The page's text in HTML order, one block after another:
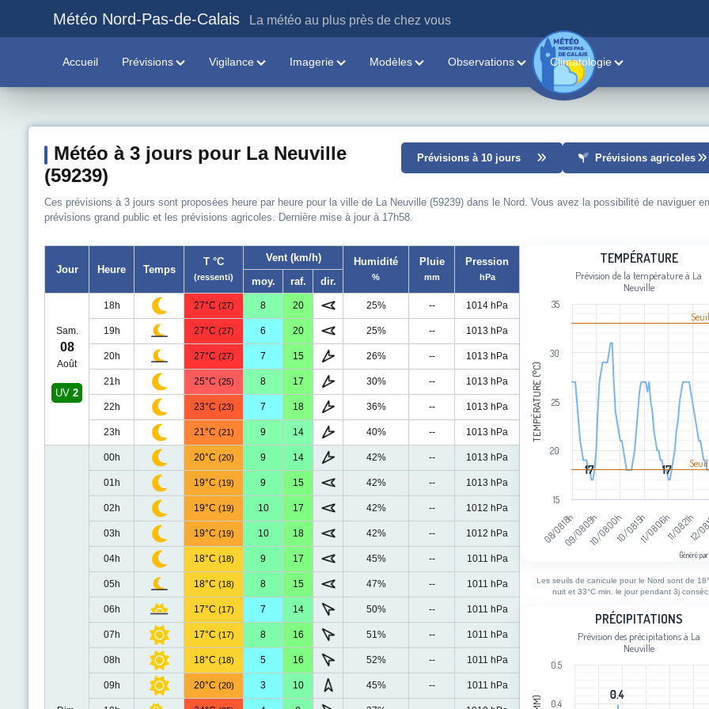
Météo Nord-Pas-de-Calais La météo au plus près de chez vous
Accueil Prévisions Vigilance Imagerie Modèles Observations Climatologie
Météo à 3 jours pour La Neuville
(59239)
Prévisions à 10 jours Prévisions agricoles
Ces prévisions à 3 jours sont proposées heure par heure pour la ville de La Neuville (59239) dans le Nord. Vous avez la possibilité de naviguer
prévisions grand public et les prévisions agricoles. Dernière mise à jour à 17h58.
Jour Heure Temps
T °C
(ressenti)
Vent (km/h) Humidité
%
Pluie
mm
Pression
hPa
moy. raf. dir.
Sam.
08
Août
UV 2
18h 27°C (27) 8 20 25% -- 1014 hPa
19h 27°C (27) 6 20 25% -- 1013 hPa
20h 27°C (27) 7 15 26% -- 1013 hPa
21h 25°C (25) 8 17 30% -- 1013 hPa
22h 23°C (23) 7 18 36% -- 1013 hPa
23h 21°C (21) 9 14 40% -- 1013 hPa
00h 20°C (20) 9 14 42% -- 1013 hPa
01h 19°C (19) 9 15 42% -- 1013 hPa
02h 19°C (19) 10 17 42% -- 1012 hPa
03h 19°C (19) 10 18 42% -- 1012 hPa
04h 18°C (18) 9 17 45% -- 1011 hPa
05h 18°C (18) 8 15 47% -- 1011 hPa
06h 17°C (17) 7 14 50% -- 1011 hPa
07h 17°C (17) 8 16 51% -- 1011 hPa
08h 18°C (18) 5 16 52% -- 1011 hPa
09h 20°C (20) 3 10 45% -- 1011 hPa
Line chart with 111 data points.
The chart has 1 X axis displaying
The chart has 1 Y axis displaying
TEMPÉRATURE (°C)
TEMPÉRATURE
Prévision de la température à La
Neuville
17
17 17
17
08/08 18h09/08 09h10/08 00h10/08 15h11/08 06h11/08 21h
12/
15
20
25
30
35
Généré
Les seuils de canicule pour le Nord sont de
nuit et 33°C min. le jour pendant 3j
Bar chart with 111 bars.
The chart has 1 X axis displaying
PRÉCIPITATIONS
Prévision des précipitations à La
Neuville
0.4
0.4
0.4
0.5